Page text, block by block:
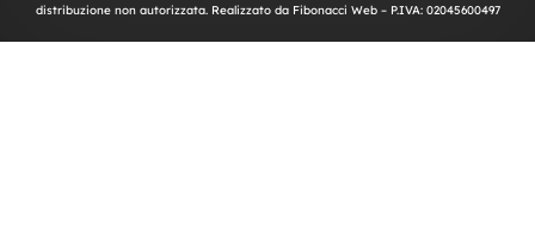
distribuzione non autorizzata. Realizzato da Fibonacci Web– P.IVA: 02045600497